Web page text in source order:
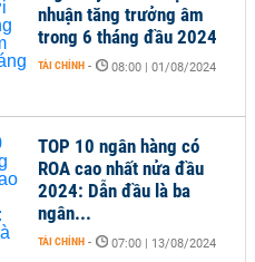
TOP 10 ngân hàng có
ROA cao nhất nửa đầu
2024: Dẫn đầu là ba
ngân...
TÀI CHÍNH - 07:00 | 13/08/2024
nhuận tăng trưởng âm
trong 6 tháng đầu 2024
TÀI CHÍNH - 08:00 | 01/08/2024